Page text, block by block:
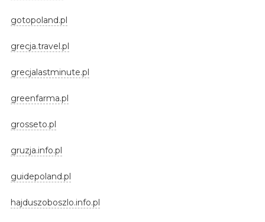
gotopoland.pl
grecja.travel.pl
grecjalastminute.pl
greenfarma.pl
grosseto.pl
gruzja.info.pl
guidepoland.pl
hajduszoboszlo.info.pl